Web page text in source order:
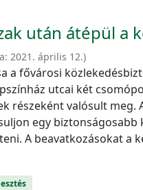
után átépül a
2021. április 12.)
a fővárosi
utcai két
részeként valósult meg.
egy biztonságosabb
A beavatkozásokat a